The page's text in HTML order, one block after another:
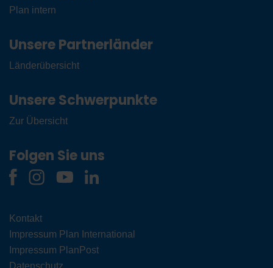
Plan intern
Unsere Partnerländer
Länderübersicht
Unsere Schwerpunkte
Zur Übersicht
Folgen Sie uns
Kontakt
Impressum Plan International
Impressum PlanPost
Datenschutz